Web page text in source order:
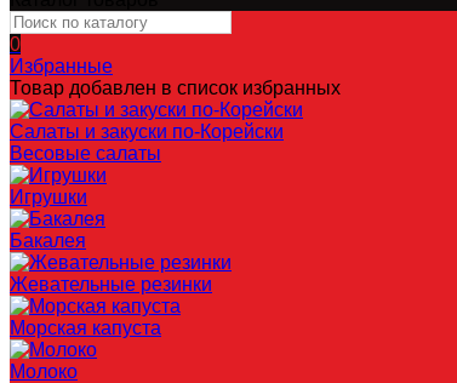
0
Избранные
Товар добавлен в список избранных
Салаты и закуски по-Корейски
Весовые салаты
Игрушки
Бакалея
Жевательные резинки
Морская капуста
Молоко